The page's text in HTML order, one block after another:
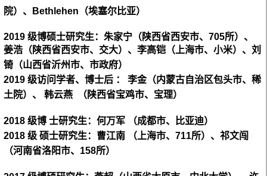
院） 、Bethlehen（埃塞尔比亚）
2019 级博硕士研究生：朱家宁（陕西省西安市、705所）、
姜浩（陕西省西安市、交大）、李高铠（上海市、小米）、刘
锜（山西省沂州市、市政府）
2019 级访问学者、博士后 ： 李金（内蒙古自治区包头市、稀
土院）、
韩云燕 （陕西省宝鸡市、宝理）
2018 级博 士研究生：何万军
（成都市、比亚迪）
2018 级 硕士研究生：曹江南 （上海市、711所）、 祁文闯
（河南省洛阳市、158所）